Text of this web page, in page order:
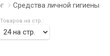
Средства личной гигиены
Товаров на стр.: